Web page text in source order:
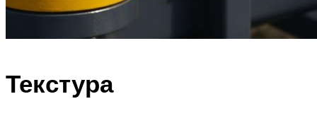
Текстура